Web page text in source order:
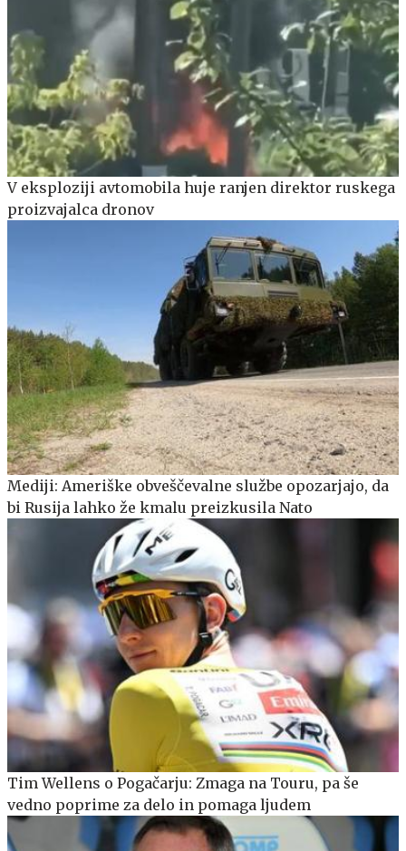
V eksploziji avtomobila huje ranjen direktor ruskega
proizvajalca dronov
Mediji: Ameriške obveščevalne službe opozarjajo, da
bi Rusija lahko že kmalu preizkusila Nato
Tim Wellens o Pogačarju: Zmaga na Touru, pa še
vedno poprime za delo in pomaga ljudem